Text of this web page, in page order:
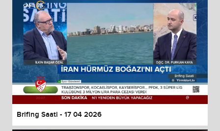
Brifing Saati - 17 04 2026